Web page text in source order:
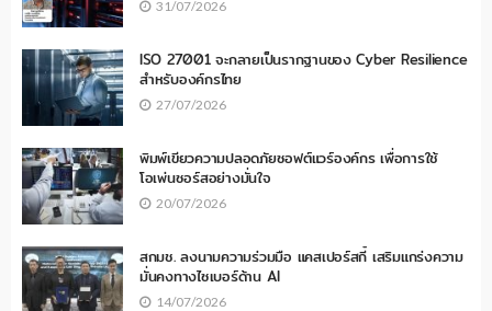
31/07/2026
ISO 27001 จะกลายเป็นรากฐานของ Cyber Resilience
สำหรับองค์กรไทย
27/07/2026
พิมพ์เขียวความปลอดภัยซอฟต์แวร์องค์กร เพื่อการใช้
โอเพ่นซอร์สอย่างมั่นใจ
20/07/2026
สกมช. ลงนามความร่วมมือ แคสเปอร์สกี้ เสริมแกร่งความ
มั่นคงทางไซเบอร์ด้าน AI
14/07/2026